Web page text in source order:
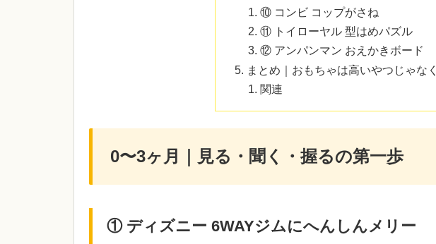
⑩ コンビ コップがさね
⑪ トイローヤル 型はめパズル
⑫ アンパンマン おえかきボード
まとめ｜おもちゃは高いやつじゃな
関連
0〜3ヶ月｜見る・聞く・握るの第一歩
① ディズニー 6WAYジムにへんしんメリー